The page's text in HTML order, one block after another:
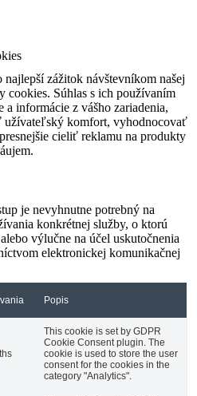
zážitok návštevníkom našej
cookies. Súhlas s ich používaním
informácie z vášho zariadenia,
užívateľský komfort, vyhodnocovať
cieliť reklamu na produkty
je nevyhnutne potrebný na
konkrétnej služby, o ktorú
výlučne na účel uskutočnenia
elektronickej komunikačnej
Popis
This cookie is set by GDPR
Cookie Consent plugin. The
cookie is used to store the user
consent for the cookies in the
category "Analytics".